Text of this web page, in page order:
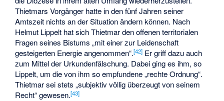
Thietmars Vorgänger hatte in den fünf Jahren seiner
Amtszeit nichts an der Situation ändern können. Nach
Helmut Lippelt hat sich Thietmar den offenen territorialen
Fragen seines Bistums „mit einer zur Leidenschaft
gesteigerten Energie angenommen“.[42] Er griff dazu auch
zum Mittel der Urkundenfälschung. Dabei ging es ihm, so
Lippelt, um die von ihm so empfundene „rechte Ordnung“.
Thietmar sei stets „subjektiv völlig überzeugt von seinem
Recht“ gewesen.[43]